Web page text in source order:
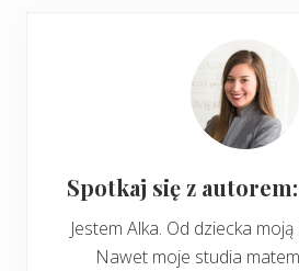
Spotkaj się z
Jestem Alka. Od dziecka moją
Nawet moje studia